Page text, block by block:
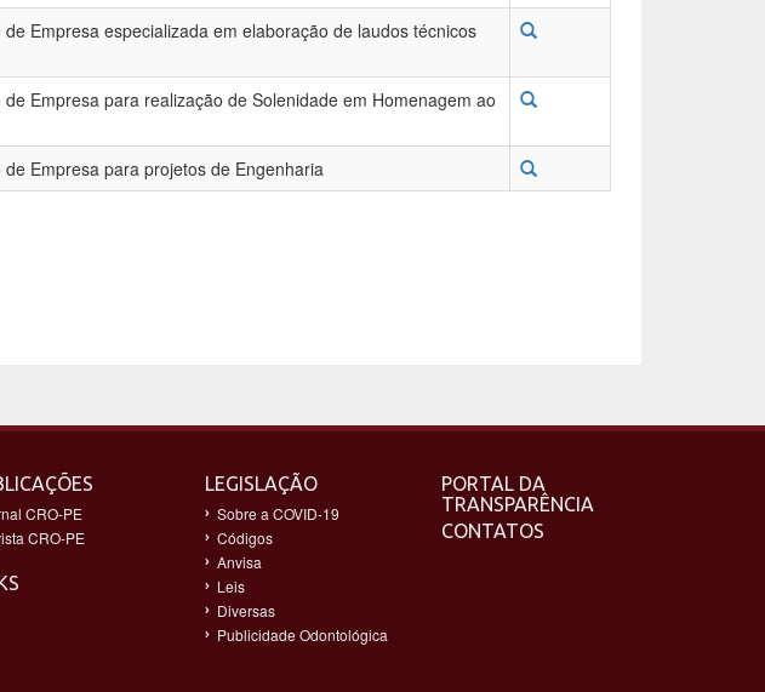
Empresa especializada em elaboração de laudos técnicos
Empresa para realização de Solenidade em Homenagem ao
Empresa para projetos de Engenharia
CRO-PE
CRO-PE
LEGISLAÇÃO
Sobre a COVID-19
Códigos
Anvisa
Leis
Diversas
Publicidade Odontológica
PORTAL DA
TRANSPARÊNCIA
CONTATOS